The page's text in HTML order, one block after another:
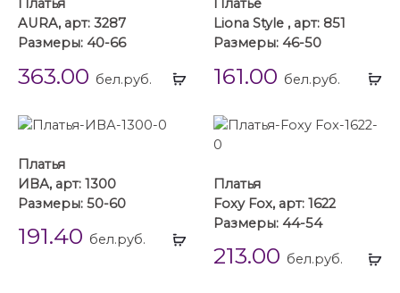
Выбрать
Платья
AURA, арт: 3287
Размеры: 40-66
363.00 бел.руб.
Платье
Liona Style , арт: 851
Размеры: 46-50
161.00 бел.руб.
Выбрать
Платья
ИВА, арт: 1300
Размеры: 50-60
191.40 бел.руб.
Платья
Foxy Fox, арт: 1622
Размеры: 44-54
213.00 бел.руб.